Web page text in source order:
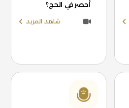
أحصر في الحج؟
شاهد المزيد